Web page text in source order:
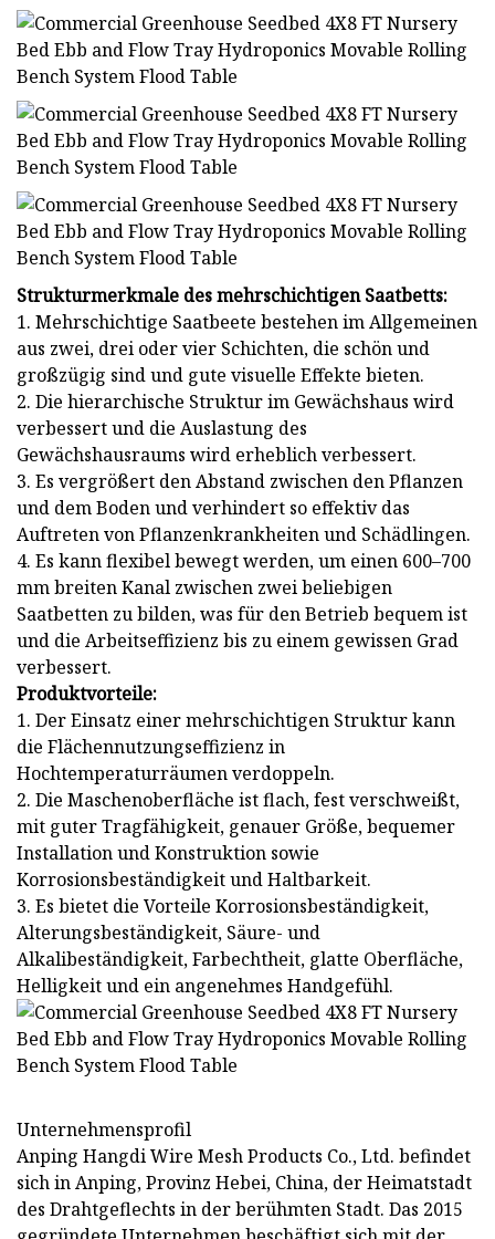
Strukturmerkmale des mehrschichtigen Saatbetts:
1. Mehrschichtige Saatbeete bestehen im Allgemeinen
aus zwei, drei oder vier Schichten, die schön und
großzügig sind und gute visuelle Effekte bieten.
2. Die hierarchische Struktur im Gewächshaus wird
verbessert und die Auslastung des
Gewächshausraums wird erheblich verbessert.
3. Es vergrößert den Abstand zwischen den Pflanzen
und dem Boden und verhindert so effektiv das
Auftreten von Pflanzenkrankheiten und Schädlingen.
4. Es kann flexibel bewegt werden, um einen 600–700
mm breiten Kanal zwischen zwei beliebigen
Saatbetten zu bilden, was für den Betrieb bequem ist
und die Arbeitseffizienz bis zu einem gewissen Grad
verbessert.
Produktvorteile:
1. Der Einsatz einer mehrschichtigen Struktur kann
die Flächennutzungseffizienz in
Hochtemperaturräumen verdoppeln.
2. Die Maschenoberfläche ist flach, fest verschweißt,
mit guter Tragfähigkeit, genauer Größe, bequemer
Installation und Konstruktion sowie
Korrosionsbeständigkeit und Haltbarkeit.
3. Es bietet die Vorteile Korrosionsbeständigkeit,
Alterungsbeständigkeit, Säure- und
Alkalibeständigkeit, Farbechtheit, glatte Oberfläche,
Helligkeit und ein angenehmes Handgefühl.
Unternehmensprofil
Anping Hangdi Wire Mesh Products Co., Ltd. befindet
sich in Anping, Provinz Hebei, China, der Heimatstadt
des Drahtgeflechts in der berühmten Stadt. Das 2015